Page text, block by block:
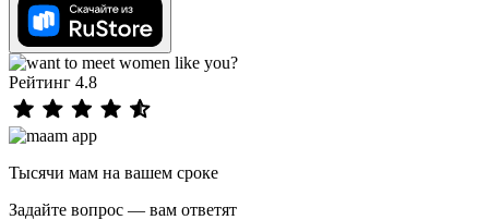
Рейтинг 4.8
Тысячи мам на вашем сроке
Задайте вопрос — вам ответят